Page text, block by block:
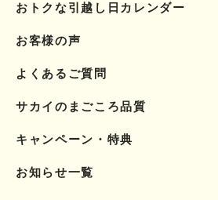
おトクな引越し日カレンダー
お客様の声
よくあるご質問
サカイのまごころ品質
キャンペーン・特典
お知らせ一覧